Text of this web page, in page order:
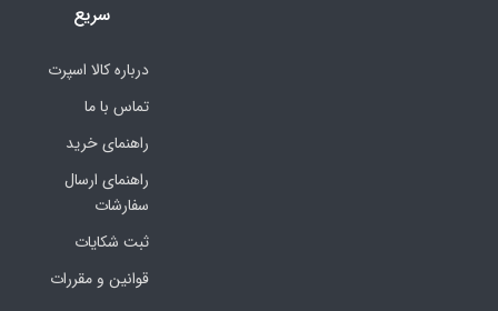
سریع
درباره کالا اسپرت
تماس با ما
راهنمای خرید
راهنمای ارسال
سفارشات
ثبت شکایات
قوانین و مقررات